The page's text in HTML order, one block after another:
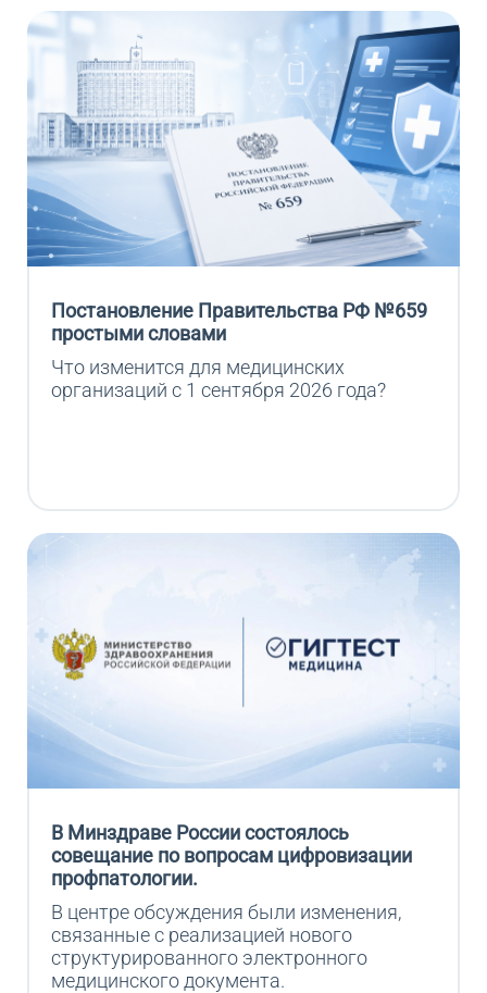
Постановление Правительства РФ №659
простыми словами
Что изменится для медицинских
организаций с 1 сентября 2026 года?
В Минздраве России состоялось
совещание по вопросам цифровизации
профпатологии.
В центре обсуждения были изменения,
связанные с реализацией нового
структурированного электронного
медицинского документа.